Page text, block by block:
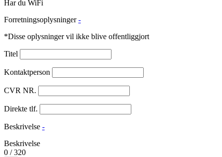
Har du WiFi
Forretningsoplysninger -
*Disse oplysninger vil ikke blive offentliggjort
Titel
Kontaktperson
CVR NR.
Direkte tlf.
Beskrivelse -
Beskrivelse
0 /320